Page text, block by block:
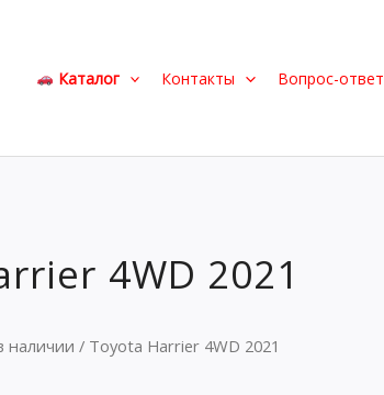
Каталог Контакты Вопрос-ответ
4WD 2021
наличии / Toyota Harrier 4WD 2021